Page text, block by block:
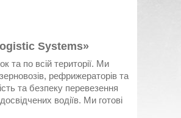
Systems»
та по всій території. Ми
рефрижераторів та
та безпеку перевезення
водіїв. Ми готові